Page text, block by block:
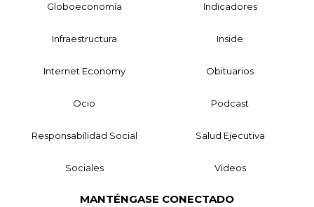
Globoeconomía Indicadores
Infraestructura Inside
Internet Economy Obituarios
Ocio Podcast
Responsabilidad Social Salud Ejecutiva
Sociales Videos
MANTÉNGASE CONECTADO